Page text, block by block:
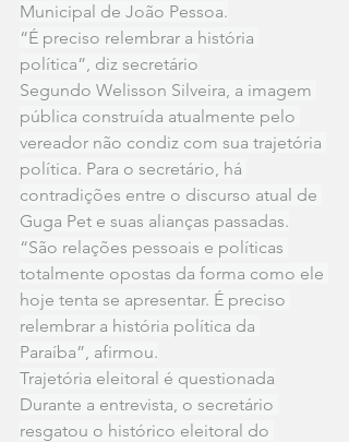
Municipal de João Pessoa.
“É preciso relembrar a história
política”, diz secretário
Segundo Welisson Silveira, a imagem
pública construída atualmente pelo
vereador não condiz com sua trajetória
política. Para o secretário, há
contradições entre o discurso atual de
Guga Pet e suas alianças passadas.
“São relações pessoais e políticas
totalmente opostas da forma como ele
hoje tenta se apresentar. É preciso
relembrar a história política da
Paraíba”, afirmou.
Trajetória eleitoral é questionada
Durante a entrevista, o secretário
resgatou o histórico eleitoral do